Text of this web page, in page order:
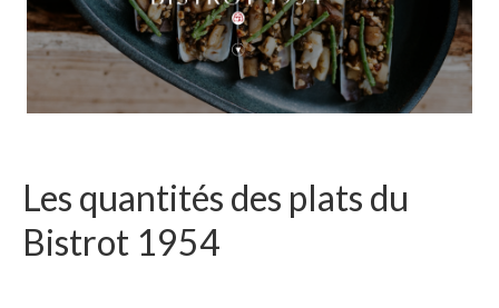
Les quantités des plats du
Bistrot 1954